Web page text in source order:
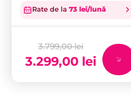
Rate de la 73 lei/lună
3.799,00lei
a
3.799,00 lei.
3.299,00 lei
Prețul
este:
3.299,00 lei.